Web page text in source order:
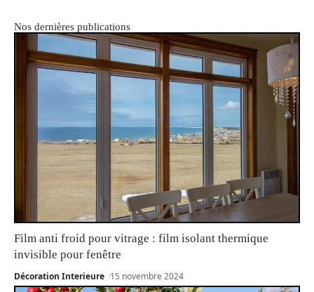
Nos dernières publications
Film anti froid pour vitrage : film isolant thermique
invisible pour fenêtre
Décoration Interieure 15 novembre 2024